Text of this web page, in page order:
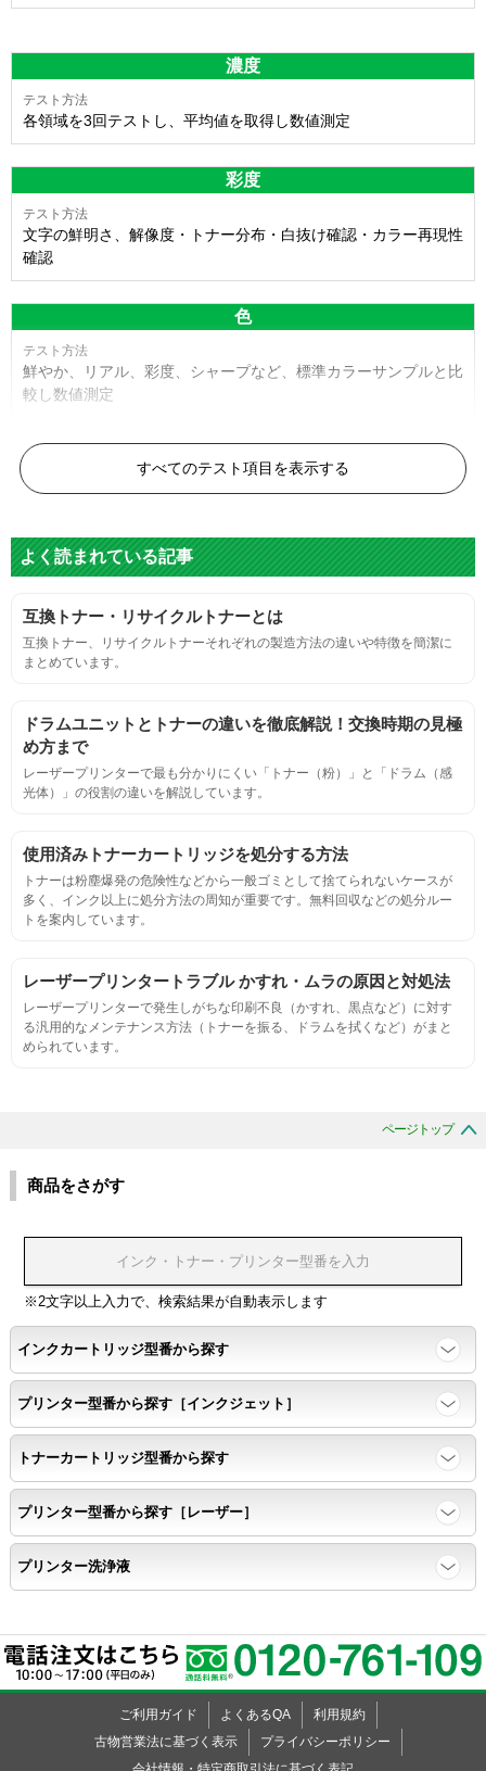
濃度
各領域を3回テストし、平均値を取得し数値測定
彩度
文字の鮮明さ、解像度・トナー分布・白抜け確認・カラー再現性
確認
色
鮮やか、リアル、彩度、シャープなど、標準カラーサンプルと比
較し数値測定
グレースケール
目視検査にて数値測定
連続印刷時の安定した印刷枚数測定
定着度
摩擦試験機で濃度値を測定
適合性
生涯印刷
印刷耐久性
ページ印刷可能枚数・連続印刷時の安定性・経時変化の影響の確
認
寿命レポート
ページ収量、1,000ページあたりのパウダー消費量、転写率、
SAD値を計測
落下試験
外観
粉漏れや損傷箇所はないか目視確認
すべてのテスト項目を表示する
よく読まれている記事
互換トナー・リサイクルトナーとは
互換トナー、リサイクルトナーそれぞれの製造方法の違いや特徴を簡潔に
まとめています。
ドラムユニットとトナーの違いを徹底解説！交換時期の見極
め方まで
レーザープリンターで最も分かりにくい「トナー（粉）」と「ドラム（感
光体）」の役割の違いを解説しています。
使用済みトナーカートリッジを処分する方法
トナーは粉塵爆発の危険性などから一般ゴミとして捨てられないケースが
多く、インク以上に処分方法の周知が重要です。無料回収などの処分ルー
トを案内しています。
レーザープリンタートラブル かすれ・ムラの原因と対処法
レーザープリンターで発生しがちな印刷不良（かすれ、黒点など）に対す
る汎用的なメンテナンス方法（トナーを振る、ドラムを拭くなど）がまと
められています。
ページトップ
商品をさがす
※2文字以上入力で、検索結果が自動表示します
インクカートリッジ型番から探す
プリンター型番から探す［インクジェット］
トナーカートリッジ型番から探す
プリンター型番から探す［レーザー］
プリンター洗浄液
ご利用ガイド よくあるQA
利用規約
古物営業法に基づく表示
プライバシーポリシー